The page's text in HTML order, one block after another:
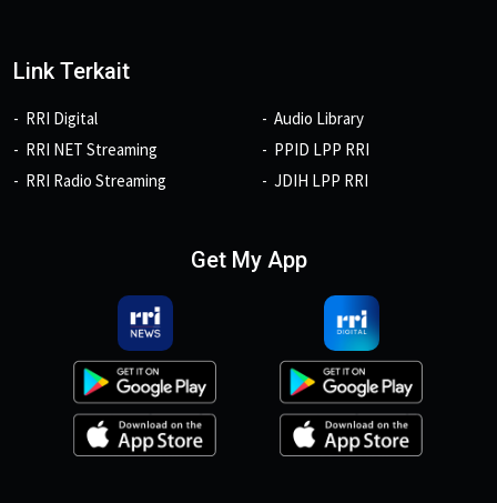
Link Terkait
RRI Digital
RRI NET Streaming
RRI Radio Streaming
Audio Library
PPID LPP RRI
JDIH LPP RRI
Get My App